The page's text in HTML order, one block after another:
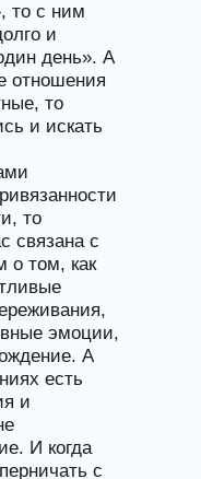
то с ним
и
день». А
отношения
то
и искать
то
связана с
о том, как
эмоции,
А
есть
и
И когда
с